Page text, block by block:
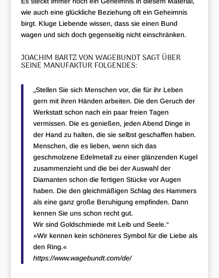
wie auch eine glückliche Beziehung oft ein Geheimnis
birgt. Kluge Liebende wissen, dass sie einen Bund
wagen und sich doch gegenseitig nicht einschränken.
JOACHIM BARTZ VONWAGEBUNDTSAGT ÜBER
SEINE MANUFAKTUR FOLGENDES:
„Stellen Sie sich Menschen vor, die für ihr Leben
gern mit ihren Händen arbeiten. Die den Geruch der
Werkstatt schon nach ein paar freien Tagen
vermissen. Die es genießen, jeden Abend Dinge in
der Hand zu halten, die sie selbst geschaffen haben.
Menschen, die es lieben, wenn sich das
geschmolzene Edelmetall zu einer glänzenden Kugel
zusammenzieht und die bei der Auswahl der
Diamanten schon die fertigen Stücke vor Augen
haben. Die den gleichmäßigen Schlag des Hammers
als eine ganz große Beruhigung empfinden. Dann
kennen Sie uns schon recht gut.
Wir sind Goldschmiede mit Leib und Seele.“
»Wir kennen kein schöneres Symbol für die Liebe als
den Ring.«
https://www.wagebundt.com/de/